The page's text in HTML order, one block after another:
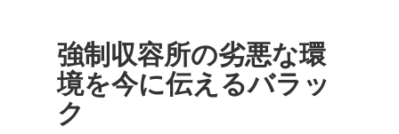
強制収容所の劣悪な環
境を今に伝えるバラッ
ク